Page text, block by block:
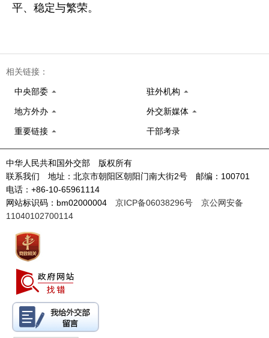
平、稳定与繁荣。
相关链接：
中央部委 驻外机构
地方外办 外交新媒体
重要链接 干部考录
中华人民共和国外交部 版权所有
联系我们 地址：北京市朝阳区朝阳门南大街2号 邮编：100701
电话：+86-10-65961114
网站标识码：bm02000004 京ICP备06038296号
京公网安备
11040102700114